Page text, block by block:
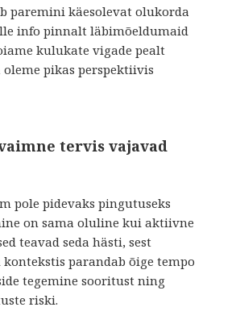
paremini käesolevat olukorda
info pinnalt läbimõeldumaid
kulukate vigade pealt
pikas perspektiivis
tervis vajavad
pole pidevaks pingutuseks
on sama oluline kui aktiivne
teavad seda hästi, sest
parandab õige tempo
tegemine sooritust ning
riski.